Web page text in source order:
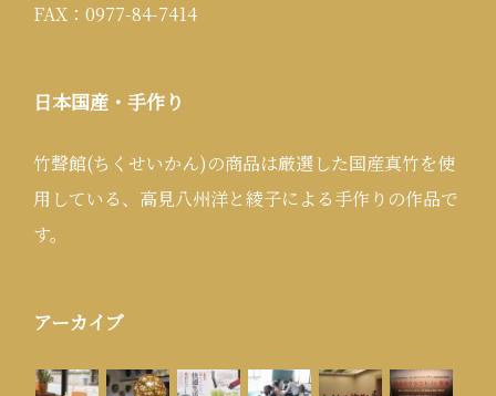
FAX：0977-84-7414
日本国産・手作り
竹聲館(ちくせいかん)の商品は厳選した国産真竹を使
用している、高見八州洋と綾子による手作りの作品で
す。
アーカイブ